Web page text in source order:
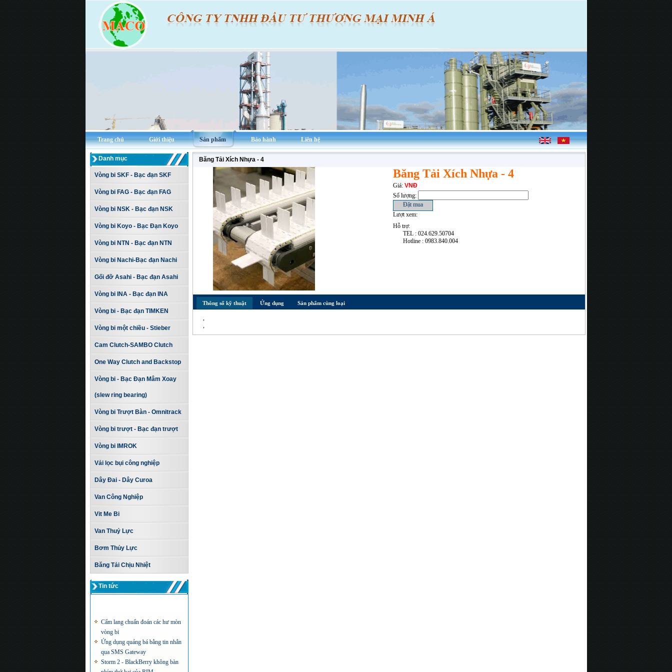
Trang chủ Giới thiệu Sản phẩm Bảo hành Liên hệ
Danh mục
Vòng bi SKF - Bạc đạn SKF
Vòng bi FAG - Bạc đạn FAG
Vòng bi NSK - Bạc đạn NSK
Vòng bi Koyo - Bạc Đạn Koyo
Vòng bi NTN - Bạc đạn NTN
Vòng bi Nachi-Bạc đạn Nachi
Gối đỡ Asahi - Bạc đạn Asahi
Vòng bi INA - Bạc đạn INA
Vòng bi - Bạc đạn TIMKEN
Vòng bi một chiều - Stieber
Cam Clutch-SAMBO Clutch
One Way Clutch and Backstop
Vòng bi - Bạc Đạn Mâm Xoay
(slew ring bearing)
Vòng bi Trượt Bàn - Omnitrack
Vòng bi trượt - Bạc đạn trượt
Vòng bi IMROK
Vải lọc bụi công nghiệp
Dây Đai - Dây Curoa
Van Công Nghiệp
Vit Me Bi
Van Thuỷ Lực
Bơm Thủy Lực
Băng Tải Chịu Nhiệt
Tin tức
Cẩm lang chuẩn đoán các hư mòn
Ứng dụng quảng bá bằng tin nhắn
qua SMS Gateway
Storm 2 - BlackBerry không bàn
phím thứ hai của RIM
Băng Tải Xích Nhựa - 4
Băng Tải Xích Nhựa - 4
Giá: VNĐ
Số lượng:
Lượt xem:
Hỗ trợ:
TEL : 024.629.50704
Hotline : 0983.840.004
Thông số kỹ thuật Ứng dụng Sản phẩm cùng loại
,
,